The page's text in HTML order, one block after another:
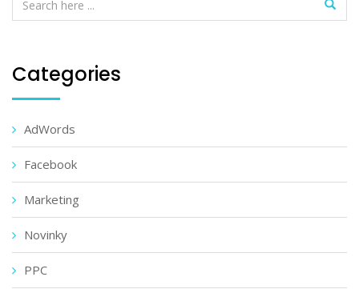
Categories
AdWords
Facebook
Marketing
Novinky
PPC